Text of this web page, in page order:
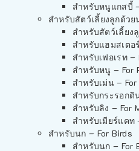
สำหรับหนูแกสบี้
สำหรับสัตว์เลี้ยงลูกด้วย
สำหรับสัตว์เลี้ยง
สำหรับแฮมสเตอ
สำหรับเฟอเรท –
สำหรับหนู – For
สำหรับเม่น –
สำหรับกระรอกดิ
สำหรับลิง – For
สำหรับเมียร์แคท
สำหรับนก – For Birds
สำหรับนก – For